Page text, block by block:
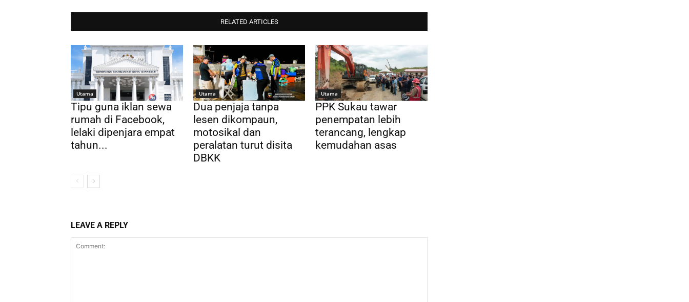
RELATED ARTICLES
Utama
Tipu guna iklan sewa
rumah di Facebook,
lelaki dipenjara empat
tahun...
Utama
Dua penjaja tanpa
lesen dikompaun,
motosikal dan
peralatan turut disita
DBKK
Utama
PPK Sukau tawar
penempatan lebih
terancang, lengkap
kemudahan asas
LEAVE A REPLY